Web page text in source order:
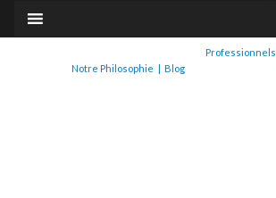
Notre Philosophie | Blog
Professionnels